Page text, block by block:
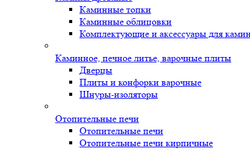
Каминные топки
Каминные облицовки
Комплектующие и аксессуары для
Каминное, печное литье, варочные плиты
Дверцы
Плиты и конфорки варочные
Шнуры-изоляторы
Отопительные печи
Отопительные печи
Отопительные печи кирпичные